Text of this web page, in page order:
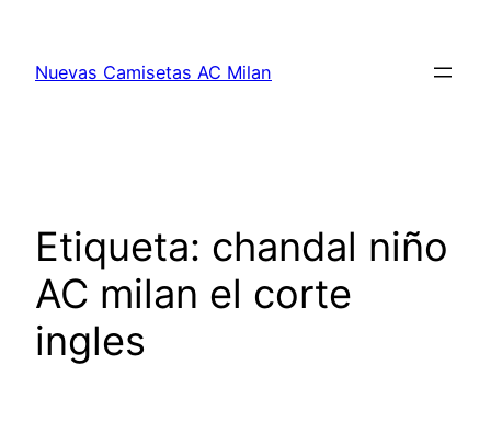
contenido
Nuevas Camisetas AC Milan
Etiqueta: chandal niño
AC milan el corte
ingles